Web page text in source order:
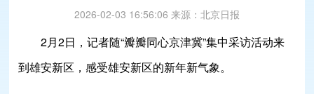
2026-02-03 16:56:06 来源： 北京日报
2月2日，记者随“瓣瓣同心京津冀”集中采访活动来
到雄安新区，感受雄安新区的新年新气象。